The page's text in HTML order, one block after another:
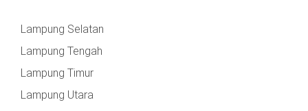
Lampung Selatan
Lampung Tengah
Lampung Timur
Lampung Utara